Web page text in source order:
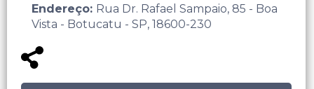
Endereço: Rua Dr. Rafael Sampaio, 85 - Boa
Vista - Botucatu - SP, 18600-230